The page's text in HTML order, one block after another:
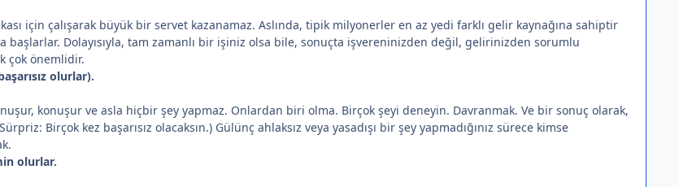
için çalışarak büyük bir servet kazanamaz. Aslında, tipik milyonerler en az yedi farklı gelir kaynağına sahiptir
başlarlar. Dolayısıyla, tam zamanlı bir işiniz olsa bile, sonuçta işvereninizden değil, gelirinizden sorumlu
çok önemlidir.
olurlar).
konuşur ve asla hiçbir şey yapmaz. Onlardan biri olma. Birçok şeyi deneyin. Davranmak. Ve bir sonuç olarak,
Birçok kez başarısız olacaksın.) Gülünç ahlaksız veya yasadışı bir şey yapmadığınız sürece kimse
olurlar.